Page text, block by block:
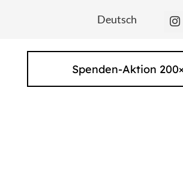
Deutsch
Spenden-Aktion